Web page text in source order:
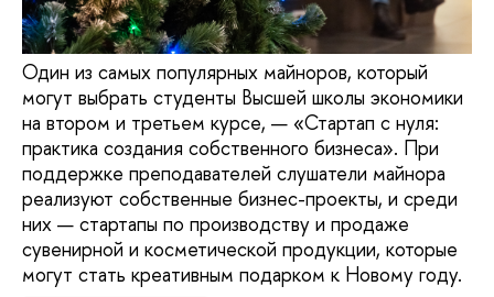
Один из самых популярных майноров, который
могут выбрать студенты Высшей школы экономики
на втором и третьем курсе, — «Стартап с нуля:
практика создания собственного бизнеса». При
поддержке преподавателей слушатели майнора
реализуют собственные бизнес-проекты, и среди
них — стартапы по производству и продаже
сувенирной и косметической продукции, которые
могут стать креативным подарком к Новому году.